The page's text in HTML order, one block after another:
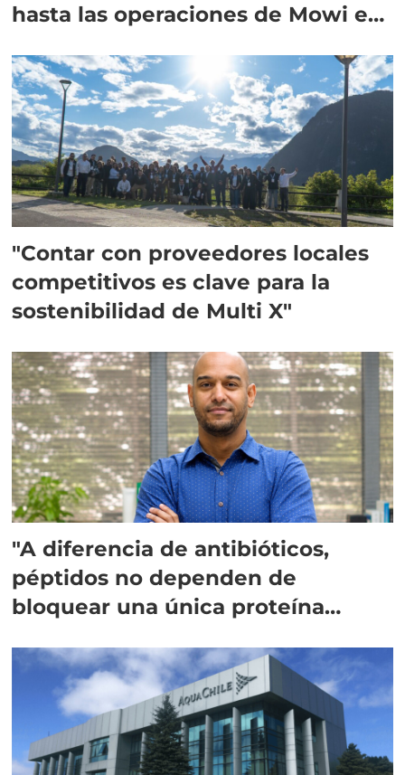
hasta las operaciones de Mowi en
"Contar con proveedores locales
competitivos es clave para la
sostenibilidad de Multi X"
"A diferencia de antibióticos,
péptidos no dependen de
bloquear una única proteína